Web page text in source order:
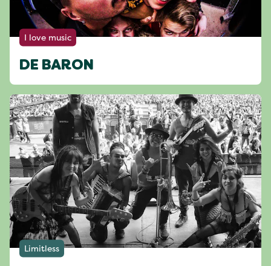
I love music
DE BARON
Limitless